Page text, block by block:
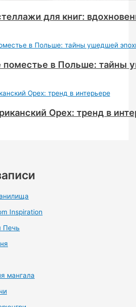
для книг:
поместье в Польше: тайны
Орех: тренд в
Inspiration
Печь
мангала